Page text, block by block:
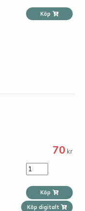
Köp
70 kr
Köp
Köp digitalt